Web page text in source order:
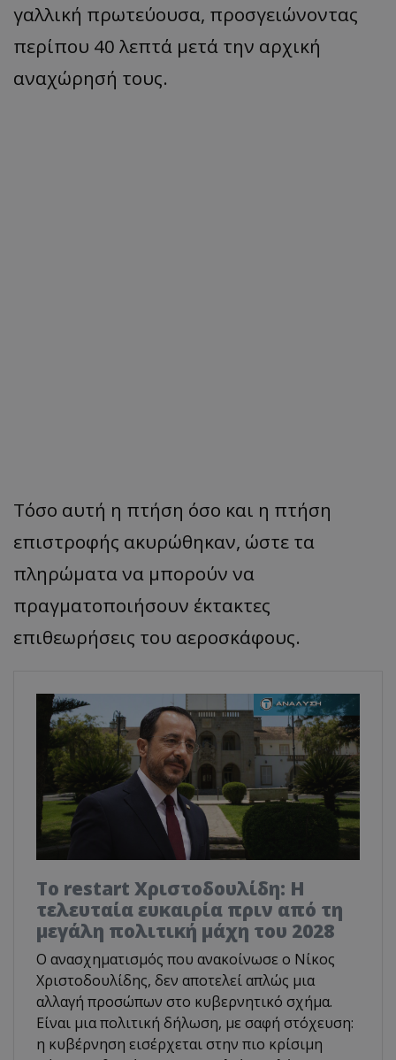
γαλλική πρωτεύουσα, προσγειώνοντας
περίπου 40 λεπτά μετά την αρχική
αναχώρησή τους.
Τόσο αυτή η πτήση όσο και η πτήση
επιστροφής ακυρώθηκαν, ώστε τα
πληρώματα να μπορούν να
πραγματοποιήσουν έκτακτες
επιθεωρήσεις του αεροσκάφους.
Το restart Χριστοδουλίδη: Η
τελευταία ευκαιρία πριν από τη
μεγάλη πολιτική μάχη του 2028
Ο ανασχηματισμός που ανακοίνωσε ο Νίκος
Χριστοδουλίδης, δεν αποτελεί απλώς μια
αλλαγή προσώπων στο κυβερνητικό σχήμα.
Είναι μια πολιτική δήλωση, με σαφή στόχευση:
η κυβέρνηση εισέρχεται στην πιο κρίσιμη